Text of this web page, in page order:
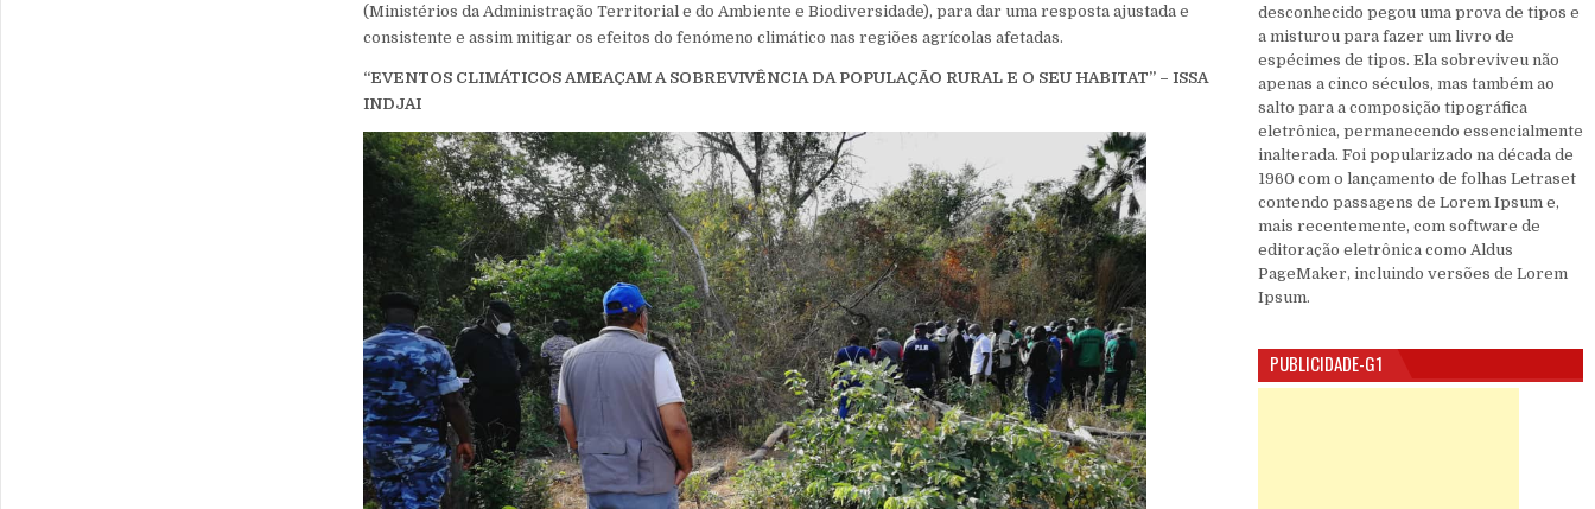
(Ministérios da Administração Territorial e do Ambiente e Biodiversidade), para dar uma resposta ajustada e
consistente e assim mitigar os efeitos do fenómeno climático nas regiões agrícolas afetadas.
“EVENTOS CLIMÁTICOS AMEAÇAM A SOBREVIVÊNCIA DA POPULAÇÃO RURAL E O SEU HABITAT” – ISSA
INDJAI
desconhecido pegou uma prova de tipos e
a misturou para fazer um livro de
espécimes de tipos. Ela sobreviveu não
apenas a cinco séculos, mas também ao
salto para a composição tipográfica
eletrônica, permanecendo essencialmente
inalterada. Foi popularizado na década de
1960 com o lançamento de folhas Letraset
contendo passagens de Lorem Ipsum e,
mais recentemente, com software de
editoração eletrônica como Aldus
PageMaker, incluindo versões de Lorem
Ipsum.
PUBLICIDADE-G1